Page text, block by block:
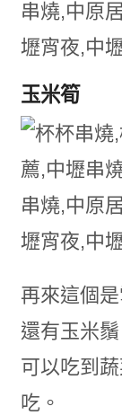
玉米筍
再來這個
還有玉米
可以吃到
吃。